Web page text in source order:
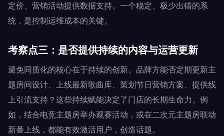
定价、营销活动提供数据支持。一个稳定、极少出错的系
统，是控制运维成本的关键。
考察点三：是否提供持续的内容与运营更新
避免同质化的核心在于持续的创新。品牌方能否定期更新主
题房间设计、上线最新歌曲库、策划节日营销方案、提供线
上引流支持？这些持续赋能决定了门店的长期生命力。例
如，结合电竞主题房举办观赛活动，或在二次元主题房联动
新番上线，都能有效激活用户，创造话题。